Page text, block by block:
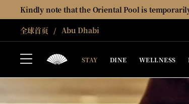
Kindly note that the Oriental Pool is
全球首页 Abu Dhabi
STAY DINE WELLNESS